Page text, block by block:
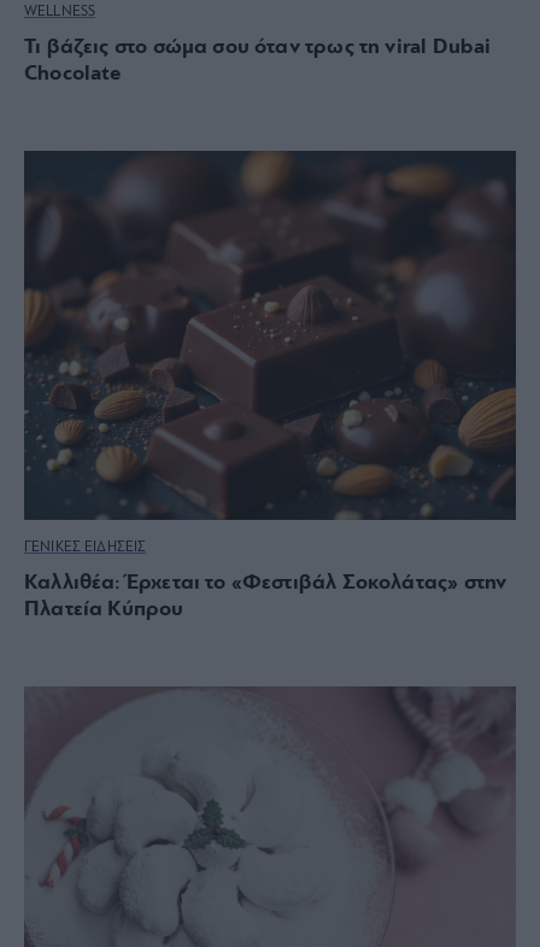
WELLNESS
Τι βάζεις στο σώμα σου όταν τρως τη viral Dubai
Chocolate
ΓΕΝΙΚΕΣ ΕΙΔΗΣΕΙΣ
Καλλιθέα: Έρχεται το «Φεστιβάλ Σοκολάτας» στην
Πλατεία Κύπρου